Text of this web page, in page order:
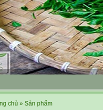
chủ » Sản phẩm